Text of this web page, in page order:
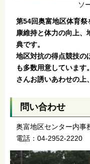
ソ
第54回奥富地区体育
康維持と体力の向上、
典です。
地区対抗の得点競技の
も多数用意しています
さんお誘いあわせの上
問い合わせ
奥富地区センター内事
電話：04-2952-2220